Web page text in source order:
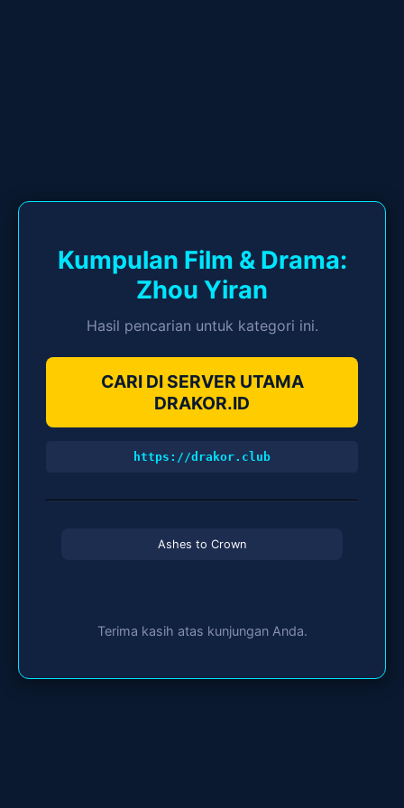
Kumpulan Film & Drama:
Zhou Yiran
Hasil pencarian untuk kategori ini.
CARI DI SERVER UTAMA
DRAKOR.ID
https://drakor.club
Ashes to Crown
Terima kasih atas kunjungan Anda.